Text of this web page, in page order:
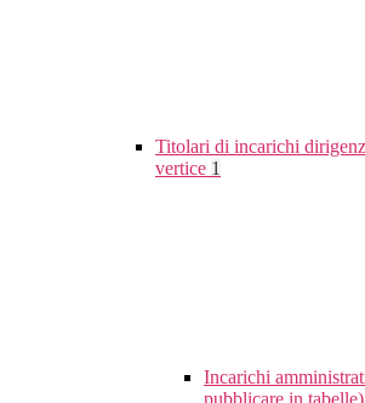
Titolari di incarichi
vertice 1
Incarichi